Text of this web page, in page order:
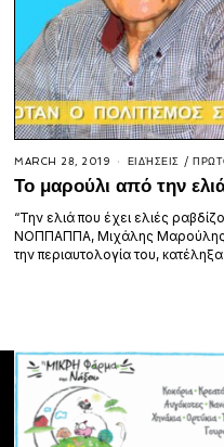
MARCH 28, 2019 ΕΙΔΉΣΕΙΣ /
Το μαρούλι από την
“Την ελιά που έχει ελιές
ΝΟΠΠΑΠΠΑ, Μιχάλης
την περιαυτολογία του,